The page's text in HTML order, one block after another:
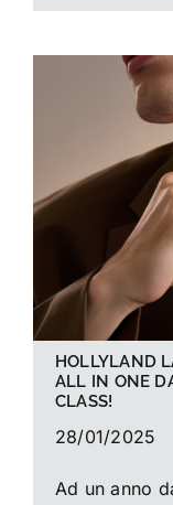
HOLLYLAND
ALL IN ONE
CLASS!
28/01/2025
Ad un anno